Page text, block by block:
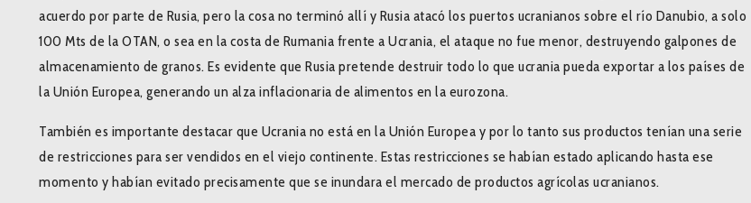
acuerdo por parte de Rusia, pero la cosa no terminó allí y Rusia atacó los puertos ucranianos sobre el río Danubio, a solo
100 Mts de la OTAN, o sea en la costa de Rumania frente a Ucrania, el ataque no fue menor, destruyendo galpones de
almacenamiento de granos. Es evidente que Rusia pretende destruir todo lo que ucrania pueda exportar a los países de
la Unión Europea, generando un alza inflacionaria de alimentos en la eurozona.
También es importante destacar que Ucrania no está en la Unión Europea y por lo tanto sus productos tenían una serie
de restricciones para ser vendidos en el viejo continente. Estas restricciones se habían estado aplicando hasta ese
momento y habían evitado precisamente que se inundara el mercado de productos agrícolas ucranianos.